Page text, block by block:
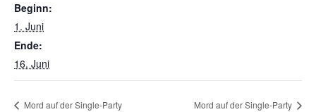
Beginn:
1. Juni
Ende:
16. Juni
Mord auf der Single-Party Mord auf der Single-Party